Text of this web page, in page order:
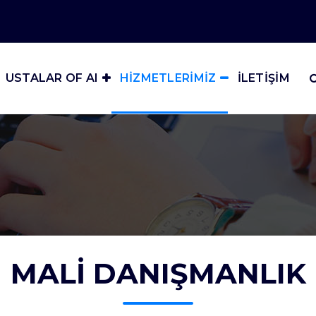
USTALAR OF AI HİZMETLERİMİZ İLETİŞİM
MALİ DANIŞMANLIK